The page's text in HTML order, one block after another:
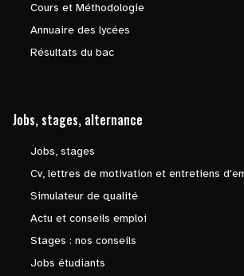
Cours et Méthodologie
Annuaire des lycées
Résultats du bac
Jobs, stages, alternance
Jobs, stages
Cv, lettres de motivation et entretiens
Simulateur de qualité
Actu et conseils emploi
Stages : nos conseils
Jobs étudiants